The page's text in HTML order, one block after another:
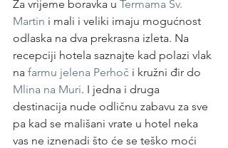
Za vrijeme boravka u Termama Sv.
Martin i mali i veliki imaju mogućnost
odlaska na dva prekrasna izleta. Na
recepciji hotela saznajte kad polazi vlak
na farmu jelena Perhoč i kružni đir do
Mlina na Muri. I jedna i druga
destinacija nude odličnu zabavu za sve
pa kad se mališani vrate u hotel neka
vas ne iznenadi što će se teško moći